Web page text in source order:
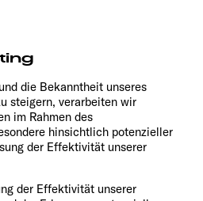
die Bekanntheit unseres
steigern, verarbeiten wir
im Rahmen des
hinsichtlich potenzieller
der Effektivität unserer
der Effektivität unserer